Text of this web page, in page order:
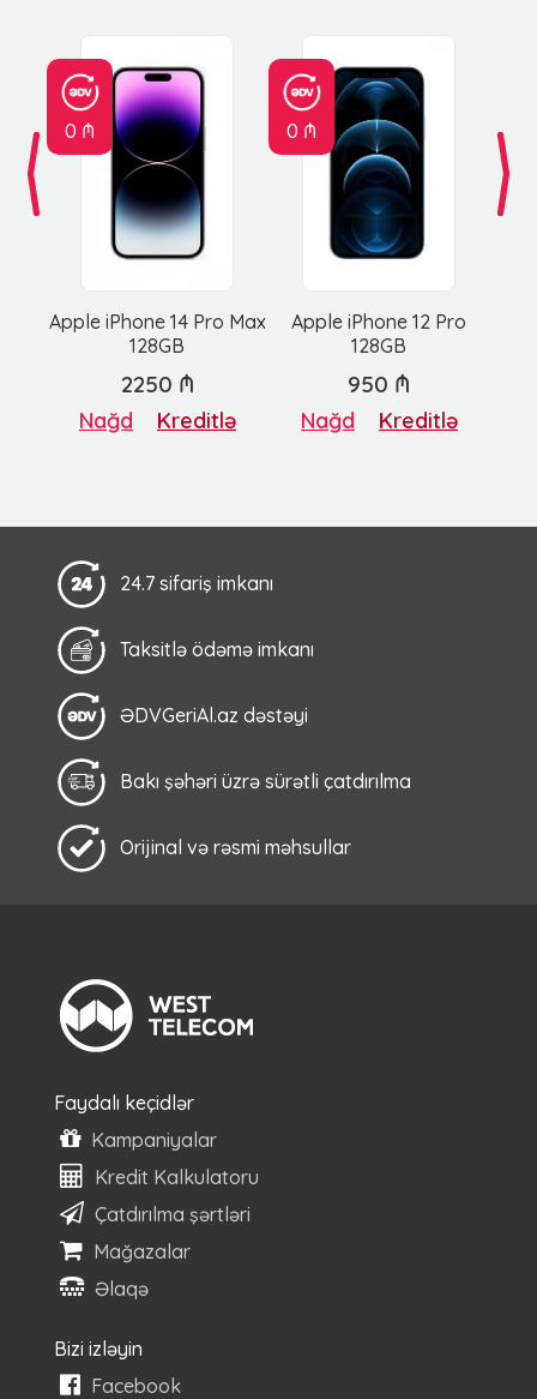
0 ₼
Apple iPhone 14 Pro Max
128GB
0 ₼
Apple iPhone 12 Pro
128GB
2250 ₼
Nağd Kreditlə
950 ₼
Nağd Kreditlə
24.7 sifariş imkanı
Taksitlə ödəmə imkanı
ƏDVGeriAl.az dəstəyi
Bakı şəhəri üzrə sürətli çatdırılma
Orijinal və rəsmi məhsullar
Faydalı keçidlər
Kampaniyalar
Kredit Kalkulatoru
Çatdırılma şərtləri
Mağazalar
Əlaqə
Bizi izləyin
Facebook